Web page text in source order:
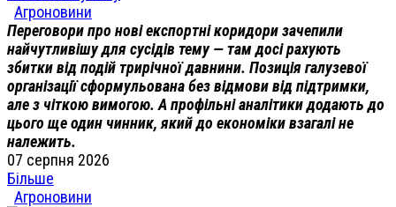
Агроновини
Переговори про нові експортні коридори зачепили
найчутливішу для сусідів тему — там досі рахують
збитки від подій трирічної давнини. Позиція галузевої
організації сформульована без відмови від підтримки,
але з чіткою вимогою. А профільні аналітики додають до
цього ще один чинник, який до економіки взагалі не
належить.
07 серпня 2026
Більше
Агроновини